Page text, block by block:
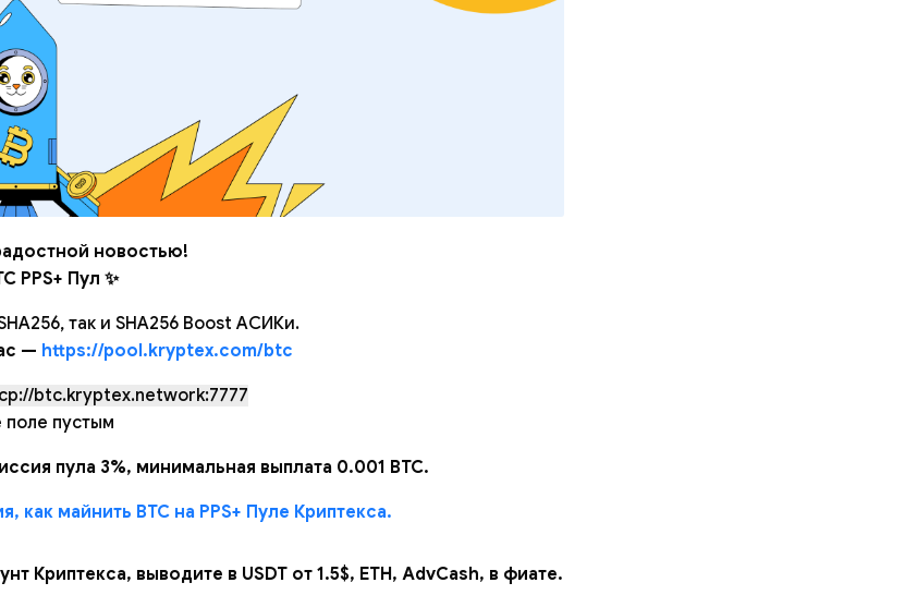
новостью!
PPS+ Пул ✨
так и SHA256 Boost АСИКи.
— https://pool.kryptex.com/btc
btc.kryptex.network:7777
поле пустым
пула 3%, минимальная выплата 0.001 BTC.
как майнить BTC на PPS+ Пуле Криптекса.
Криптекса, выводите в USDT от 1.5$, ETH, AdvCash, в фиате.